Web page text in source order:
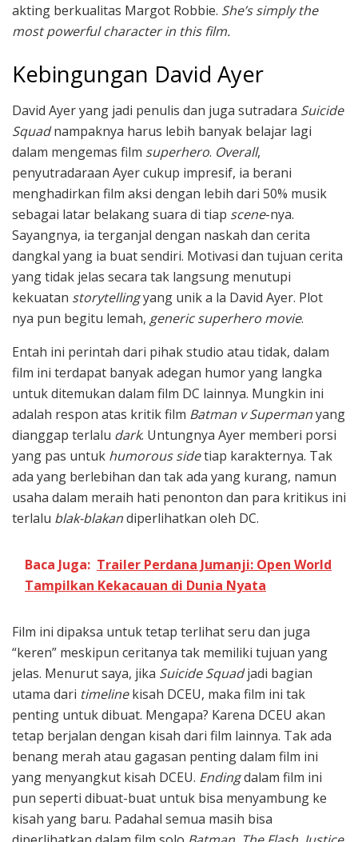
akting berkualitas Margot Robbie. She’s simply the
most powerful character in this film.
Kebingungan David Ayer
David Ayer yang jadi penulis dan juga sutradara Suicide
Squadnampaknya harus lebih banyak belajar lagi
dalam mengemas film superhero. Overall,
penyutradaraan Ayer cukup impresif, ia berani
menghadirkan film aksi dengan lebih dari 50% musik
sebagai latar belakang suara di tiap scene-nya.
Sayangnya, ia terganjal dengan naskah dan cerita
dangkal yang ia buat sendiri. Motivasi dan tujuan cerita
yang tidak jelas secara tak langsung menutupi
kekuatan storytellingyang unik a la David Ayer. Plot
nya pun begitu lemah, generic superhero movie.
Entah ini perintah dari pihak studio atau tidak, dalam
film ini terdapat banyak adegan humor yang langka
untuk ditemukan dalam film DC lainnya. Mungkin ini
adalah respon atas kritik film Batman v Supermanyang
dianggap terlalu dark. Untungnya Ayer memberi porsi
yang pas untuk humorous sidetiap karakternya. Tak
ada yang berlebihan dan tak ada yang kurang, namun
usaha dalam meraih hati penonton dan para kritikus ini
terlalu blak-blakandiperlihatkan oleh DC.
Baca Juga: Trailer Perdana Jumanji: Open World
Tampilkan Kekacauan di Dunia Nyata
Film ini dipaksa untuk tetap terlihat seru dan juga
“keren” meskipun ceritanya tak memiliki tujuan yang
jelas. Menurut saya, jika Suicide Squadjadi bagian
utama dari timelinekisah DCEU, maka film ini tak
penting untuk dibuat. Mengapa? Karena DCEU akan
tetap berjalan dengan kisah dari film lainnya. Tak ada
benang merah atau gagasan penting dalam film ini
yang menyangkut kisah DCEU. Endingdalam film ini
pun seperti dibuat-buat untuk bisa menyambung ke
kisah yang baru. Padahal semua masih bisa